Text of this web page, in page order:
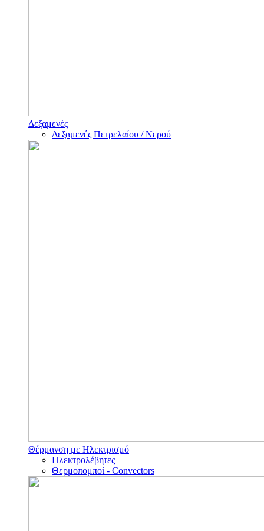
Δεξαμενές
Δεξαμενές Πετρελαίου / Νερού
Θέρμανση με Ηλεκτρισμό
Ηλεκτρολέβητες
Θερμοπομποί - Convectors